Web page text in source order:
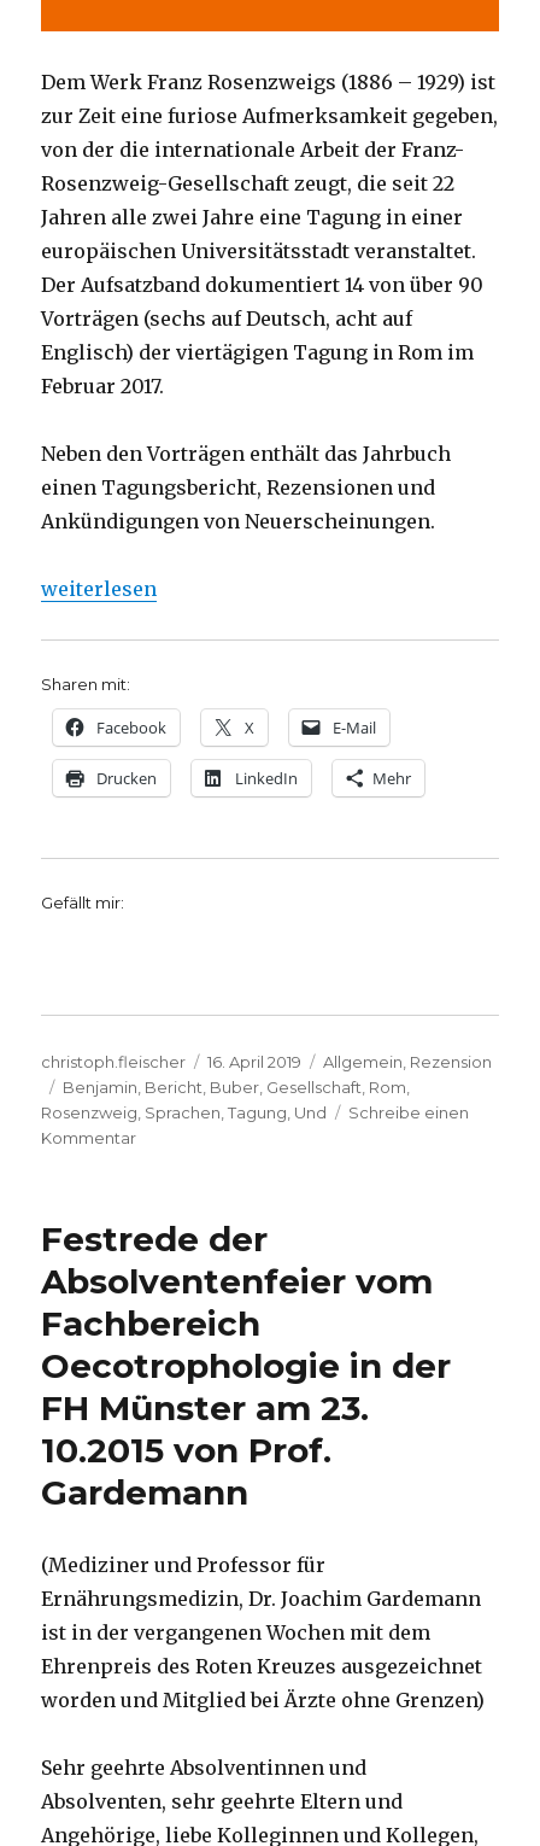
Dem Werk Franz Rosenzweigs (1886 – 1929) ist
zur Zeit eine furiose Aufmerksamkeit gegeben,
von der die internationale Arbeit der Franz-
Rosenzweig-Gesellschaft zeugt, die seit 22
Jahren alle zwei Jahre eine Tagung in einer
europäischen Universitätsstadt veranstaltet.
Der Aufsatzband dokumentiert 14 von über 90
Vorträgen (sechs auf Deutsch, acht auf
Englisch) der viertägigen Tagung in Rom im
Februar 2017.
Neben den Vorträgen enthält das Jahrbuch
einen Tagungsbericht, Rezensionen und
Ankündigungen von Neuerscheinungen.
„Franz Rosenzweig, aktueller denn je, Rezension,
weiterlesen
Sharen mit:
Facebook X E-Mail
Drucken LinkedIn Mehr
Gefällt mir:
Autor
christoph.fleischer
Veröffentlicht
am
16. April 2019 Kategorien
Allgemein, Rezension
Schlagwörter
Benjamin, Bericht, Buber, Gesellschaft, Rom,
Rosenzweig, Sprachen,Tagung, Und
Schreibe einen
Kommentarzu
denn
Rezension,
Christoph
Fleischer,
Welver
2019
Festrede der
Absolventenfeier vom
Fachbereich
Oecotrophologie in der
FH Münster am 23.
10.2015 von Prof.
Gardemann
(Mediziner und Professor für
Ernährungsmedizin, Dr. Joachim Gardemann
ist in der vergangenen Wochen mit dem
Ehrenpreis des Roten Kreuzes ausgezeichnet
worden und Mitglied bei Ärzte ohne Grenzen)
Sehr geehrte Absolventinnen und
Absolventen, sehr geehrte Eltern und
Angehörige, liebe Kolleginnen und Kollegen,